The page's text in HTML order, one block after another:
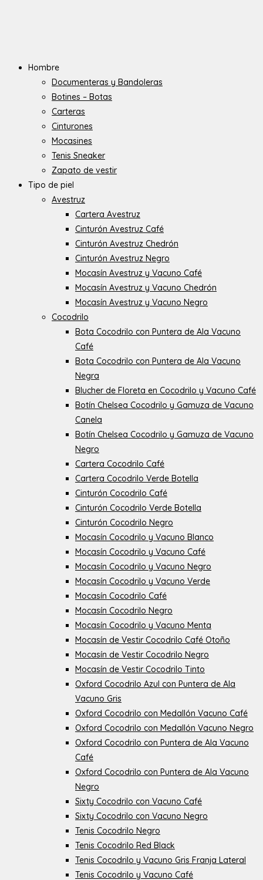
Hombre
Documenteras y Bandoleras
Botines – Botas
Carteras
Cinturones
Mocasines
Tenis Sneaker
Zapato de vestir
Tipo de piel
Avestruz
Cartera Avestruz
Cinturón Avestruz Café
Cinturón Avestruz Chedrón
Cinturón Avestruz Negro
Mocasín Avestruz y Vacuno Café
Mocasín Avestruz y Vacuno Chedrón
Mocasín Avestruz y Vacuno Negro
Cocodrilo
Bota Cocodrilo con Puntera de Ala Vacuno
Café
Bota Cocodrilo con Puntera de Ala Vacuno
Negra
Blucher de Floreta en Cocodrilo y Vacuno Café
Botín Chelsea Cocodrilo y Gamuza de Vacuno
Canela
Botín Chelsea Cocodrilo y Gamuza de Vacuno
Negro
Cartera Cocodrilo Café
Cartera Cocodrilo Verde Botella
Cinturón Cocodrilo Café
Cinturón Cocodrilo Verde Botella
Cinturón Cocodrilo Negro
Mocasín Cocodrilo y Vacuno Blanco
Mocasín Cocodrilo y Vacuno Café
Mocasín Cocodrilo y Vacuno Negro
Mocasín Cocodrilo y Vacuno Verde
Mocasín Cocodrilo Café
Mocasín Cocodrilo Negro
Mocasín Cocodrilo y Vacuno Menta
Mocasín de Vestir Cocodrilo Café Otoño
Mocasín de Vestir Cocodrilo Negro
Mocasín de Vestir Cocodrilo Tinto
Oxford Cocodrilo Azul con Puntera de Ala
Vacuno Gris
Oxford Cocodrilo con Medallón Vacuno Café
Oxford Cocodrilo con Medallón Vacuno Negro
Oxford Cocodrilo con Puntera de Ala Vacuno
Café
Oxford Cocodrilo con Puntera de Ala Vacuno
Negro
Sixty Cocodrilo con Vacuno Café
Sixty Cocodrilo con Vacuno Negro
Tenis Cocodrilo Negro
Tenis Cocodrilo Red Black
Tenis Cocodrilo y Vacuno Gris Franja Lateral
Tenis Cocodrilo y Vacuno Café